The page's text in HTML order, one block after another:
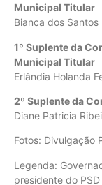
Municipal Titular
Bianca dos Santos
1º Suplente da
Municipal Titular
Erlândia Holanda
2º Suplente da
Diane Patricia
Fotos: Divulgação
Legenda:
presidente do